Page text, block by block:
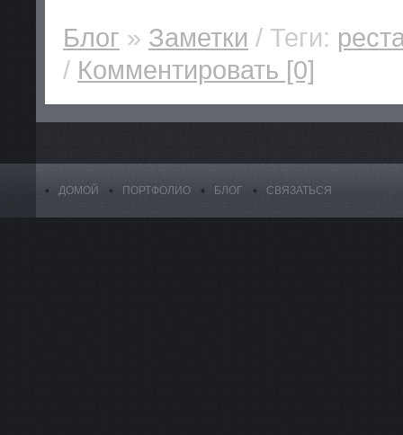
Блог » Заметки / Теги:
/ Комментировать [0]
ДОМОЙ ПОРТФОЛИО БЛОГ СВЯЗАТЬСЯ